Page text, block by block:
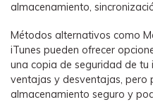
almacenamiento,
Métodos alternativos como
iTunes pueden ofrecer
una copia de seguridad de tu
ventajas y desventajas, pero
almacenamiento seguro y